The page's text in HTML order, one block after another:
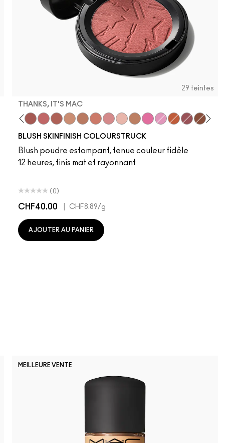
29 teintes
THANKS, IT'S MAC
BLUSH SKINFINISH COLOURSTRUCK
Blush poudre estompant, tenue couleur fidèle
12 heures, finis mat et rayonnant
(0)
CHF40.00 CHF8.89/g
AJOUTER AU PANIER
MEILLEURE VENTE